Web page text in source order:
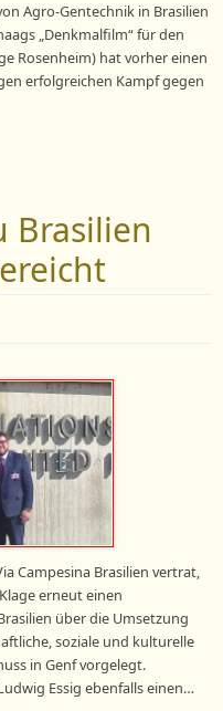
Agro-Gentechnik in Brasilien
„Denkmalfilm“ für den
Rosenheim) hat vorher einen
erfolgreichen Kampf gegen
Brasilien
Campesina Brasilien vertrat,
erneut einen
über die Umsetzung
soziale und kulturelle
in Genf vorgelegt.
Essig ebenfalls einen…